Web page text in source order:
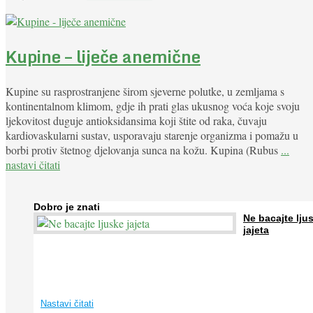
Kupine – liječe anemične
Kupine su rasprostranjene širom sjeverne polutke, u zemljama s
kontinentalnom klimom, gdje ih prati glas ukusnog voća koje svoju
ljekovitost duguje antioksidansima koji štite od raka, čuvaju
kardiovaskularni sustav, usporavaju starenje organizma i pomažu u
borbi protiv štetnog djelovanja sunca na kožu. Kupina (Rubus ...
nastavi čitati
Dobro je znati
Ne bacajte
jajeta
Nastavi čitati